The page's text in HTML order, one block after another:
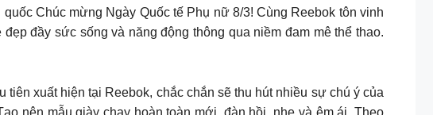
Chúc mừng Ngày Quốc tế Phụ nữ 8/3! Cùng Reebok tôn vinh
đầy sức sống và năng động thông qua niềm đam mê thể thao.
xuất hiện tại Reebok, chắc chắn sẽ thu hút nhiều sự chú ý của
nên mẫu giày chạy hoàn toàn mới, đàn hồi, nhẹ và êm ái. Theo